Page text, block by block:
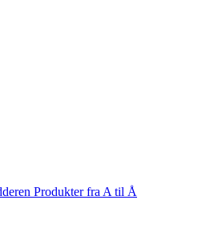
Produkter fra A til Å